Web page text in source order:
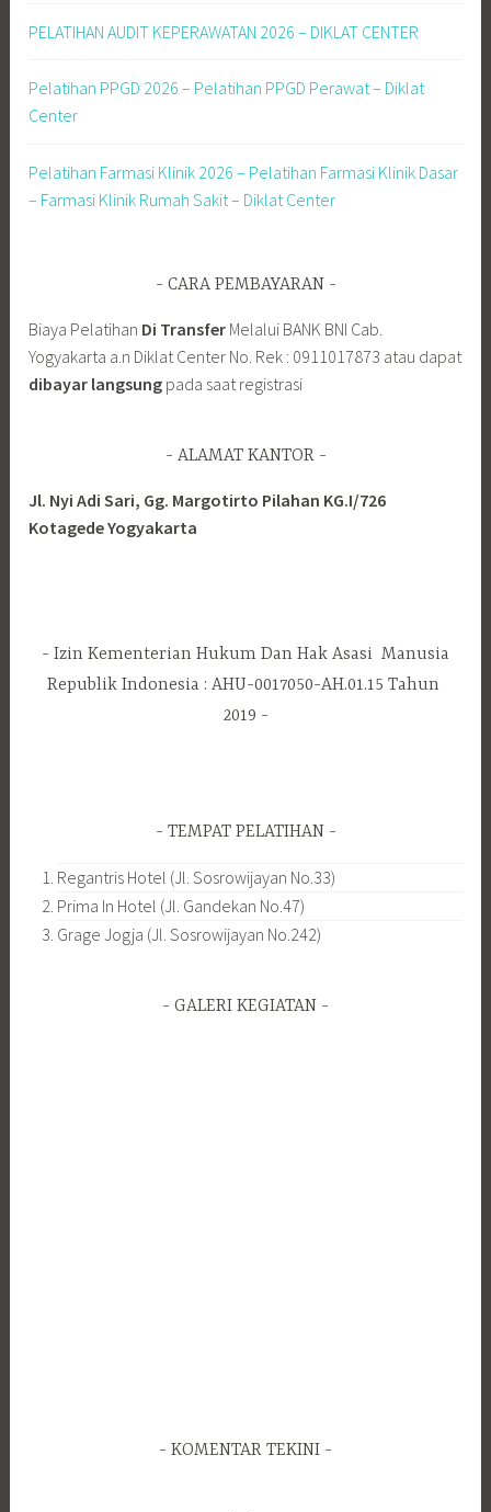
PELATIHAN AUDIT KEPERAWATAN 2026 – DIKLAT CENTER
Pelatihan PPGD 2026 – Pelatihan PPGD Perawat – Diklat
Center
Pelatihan Farmasi Klinik 2026 – Pelatihan Farmasi Klinik Dasar
– Farmasi Klinik Rumah Sakit – Diklat Center
CARA PEMBAYARAN
Biaya Pelatihan Di Transfer Melalui BANK BNI Cab.
Yogyakarta a.n Diklat Center No. Rek : 0911017873 atau dapat
dibayar langsung pada saat registrasi
ALAMAT KANTOR
Jl. Nyi Adi Sari, Gg. Margotirto Pilahan KG.I/726
Kotagede Yogyakarta
Izin Kementerian Hukum Dan Hak Asasi Manusia
Republik Indonesia : AHU-0017050-AH.01.15 Tahun
2019
TEMPAT PELATIHAN
Regantris Hotel (Jl. Sosrowijayan No.33)
Prima In Hotel (Jl. Gandekan No.47)
Grage Jogja (Jl. Sosrowijayan No.242)
GALERI KEGIATAN
KOMENTAR TEKINI